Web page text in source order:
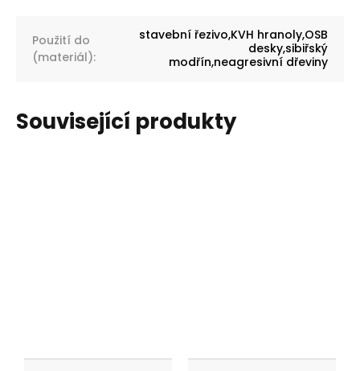
Použití do
(materiál):
stavební řezivo,KVH hranoly,OSB
desky,sibiřský
modřín,neagresivní dřeviny
Související produkty